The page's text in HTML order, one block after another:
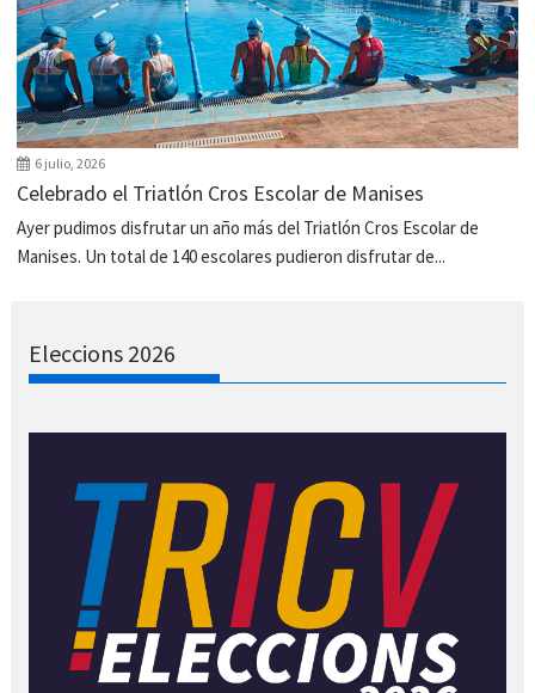
6 julio, 2026
Celebrado el Triatlón Cros Escolar de Manises
Ayer pudimos disfrutar un año más del Triatlón Cros Escolar de
Manises. Un total de 140 escolares pudieron disfrutar de...
Eleccions 2026